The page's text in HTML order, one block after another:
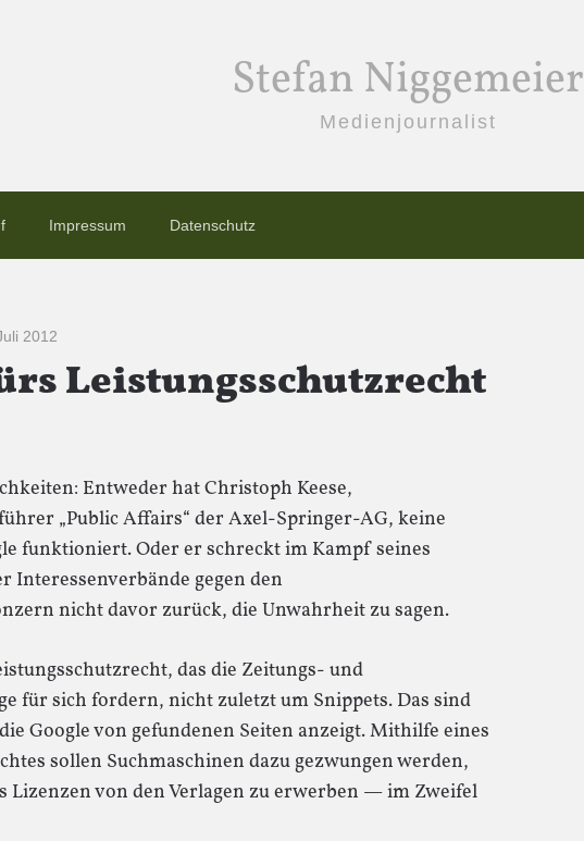
Stefan Niggemeier
Medienjournalist
Impressum Datenschutz
2012
Leistungsschutzrecht
Entweder hat Christoph Keese,
„Public Affairs“ der Axel-Springer-AG, keine
funktioniert. Oder er schreckt im Kampf seines
Interessenverbände gegen den
nicht davor zurück, die Unwahrheit zu sagen.
das die Zeitungs- und
für sich fordern, nicht zuletzt um Snippets. Das sind
Google von gefundenen Seiten anzeigt. Mithilfe eines
sollen Suchmaschinen dazu gezwungen werden,
Lizenzen von den Verlagen zu erwerben — im Zweifel